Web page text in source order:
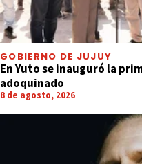
GOBIERNO DE JUJUY
En Yuto se inauguró la
adoquinado
8 de agosto, 2026